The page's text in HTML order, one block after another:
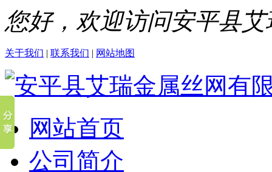
您好，欢迎访问安平县
关于我们 | 联系我们 | 网站地图
网站首页
公司简介